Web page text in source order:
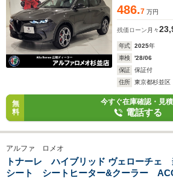
486.7 万円
残価ローン 月々
年式 2025年
車検
'28/06
保証
保証付
住所
東京都杉並区
無
料
今すぐ在庫確認・見
電話する
アルファ ロメオ
トナーレ ハイブリッド ヴェローチェ
シート シートヒーター&クーラー